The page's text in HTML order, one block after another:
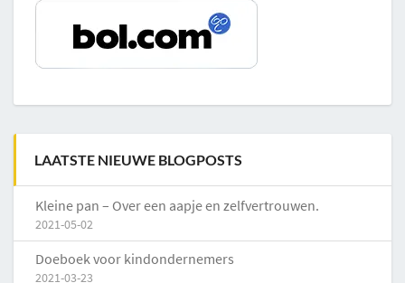
LAATSTE NIEUWE BLOGPOSTS
Kleine pan – Over een aapje en zelfvertrouwen.
2021-05-02
Doeboek voor kindondernemers
2021-03-23